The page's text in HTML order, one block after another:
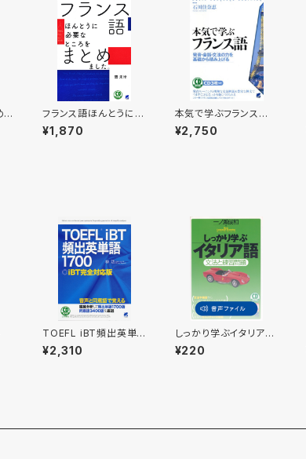
フランス語ほんとうに必
要なところをまとめまし
た。CD BOOK
¥1,870
本気で学ぶフランス
語 CD BOOK
¥2,750
TOEFL iBT頻出英単
語1700 CD BOOK
¥2,310
しっかり学ぶイタリア
語 付属音声
¥220